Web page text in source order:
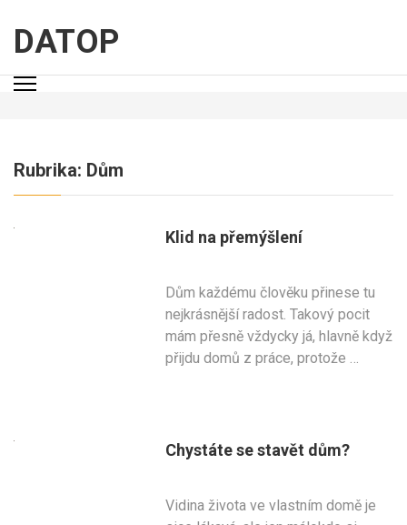
obsah
(stiskněte
Enter)
DATOP
Rubrika: Dům
Klid na přemýšlení
Dům každému člověku přinese tu
nejkrásnější radost. Takový pocit
mám přesně vždycky já, hlavně když
přijdu domů z práce, protože …
Chystáte se stavět dům?
Vidina života ve vlastním domě je